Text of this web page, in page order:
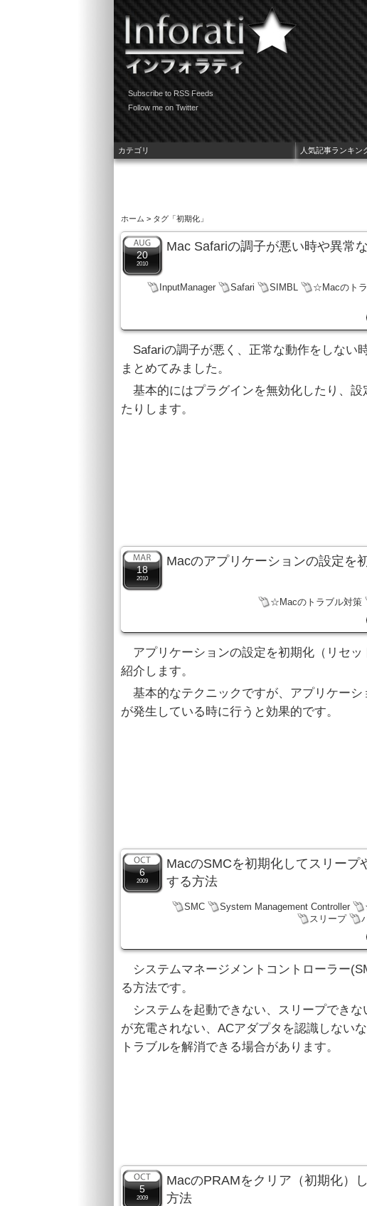
Subscribe to RSS Feeds
Follow me on Twitter
ホーム > タグ「初期化」
20
2010
Mac Safariの調子が悪い時や異常
InputManager Safari SIMBL ☆Macのト
Safariの調子が悪く、正常な動作をしない
まとめてみました。
基本的にはプラグインを無効化したり、設
たりします。
18
2010
Macのアプリケーションの設定を
☆Macのトラブル対策
アプリケーションの設定を初期化（リセッ
紹介します。
基本的なテクニックですが、アプリケーシ
が発生している時に行うと効果的です。
6
2009
MacのSMCを初期化してスリー
する方法
SMC System Management Controller
スリープ
システムマネージメントコントローラー
る方法です。
システムを起動できない、スリープできな
が充電されない、ACアダプタを認識しない
トラブルを解消できる場合があります。
5
2009
MacのPRAMをクリア（初期化）
方法
カテゴリ 人気記事ランキン